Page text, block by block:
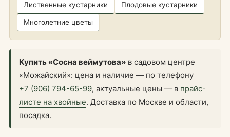
Лиственные кустарники Плодовые кустарники
Многолетние цветы
Купить «Сосна веймутова» в садовом центре
«Можайский»: цена и наличие — по телефону
+7 (906) 794-65-99, актуальные цены — в прайс-
листе на хвойные. Доставка по Москве и области,
посадка.